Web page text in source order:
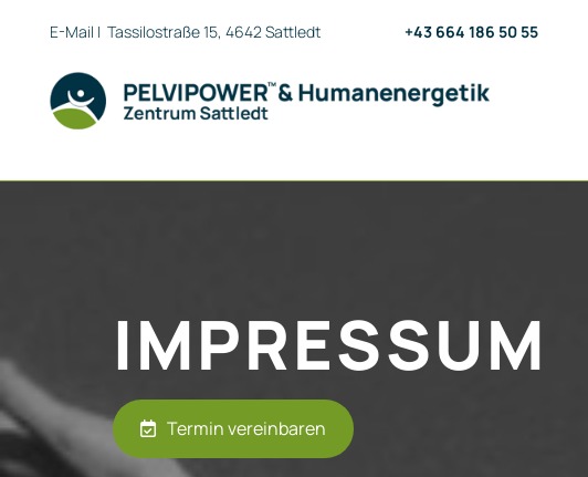
E-Mail | Tassilostraße 15, 4642 Sattledt +43 664 186 50 55
IMPRESSUM
Termin vereinbaren